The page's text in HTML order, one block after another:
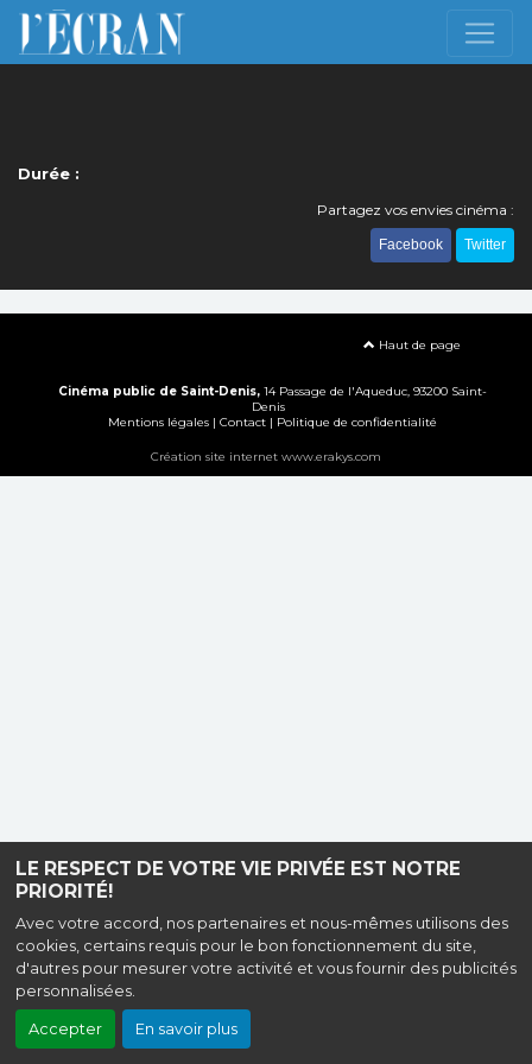
LE RESPECT DE VOTRE VIE PRIVÉE EST NOTRE
PRIORITÉ!
Avec votre accord, nos partenaires et nous-mêmes utilisons des
cookies, certains requis pour le bon fonctionnement du site,
d'autres pour mesurer votre activité et vous fournir des publicités
personnalisées.
Accepter En savoir plus
Durée :
Partagez vos envies cinéma :
Facebook Twitter
Haut de page
Cinéma public de Saint-Denis, 14 Passage de l'Aqueduc, 93200 Saint-
Denis
Mentions légales| Contact| Politique de confidentialité
Création site internet www.erakys.com